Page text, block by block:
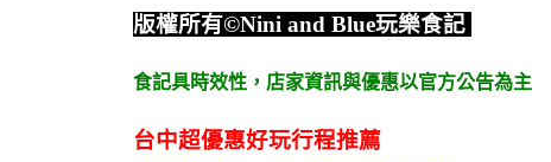
版權所有©Nini and Blue玩樂食記
食記具時效性， 店家資訊與優惠以官方公告為主
台中超優惠好玩行程推薦